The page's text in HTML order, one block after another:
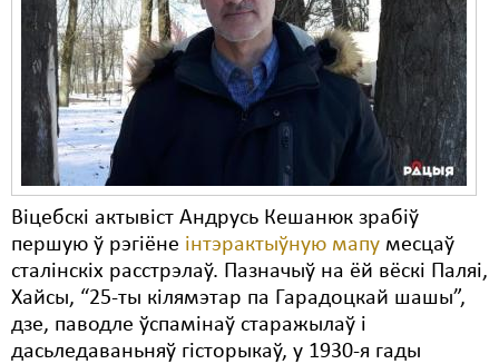
Віцебскі актывіст Андрусь Кешанюк зрабіў
першую ў рэгіёне інтэрактыўную мапу месцаў
сталінскіх расстрэлаў. Пазначыў на ёй вёскі Паляі,
Хайсы, “25-ты кілямэтар па Гарадоцкай шашы”,
дзе, паводле ўспамінаў старажылаў і
дасьледаваньняў гісторыкаў, у 1930-я гады